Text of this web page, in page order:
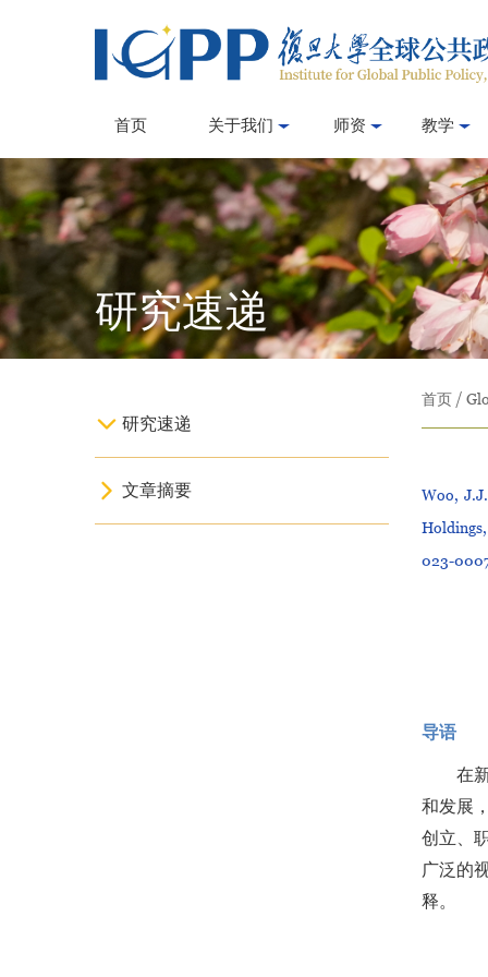
首页 关于我们 师资 教学
研究速递
研究速递
文章摘要
首页 /
Woo,
023-
导语
在
和发展
创立、
广泛的
释。